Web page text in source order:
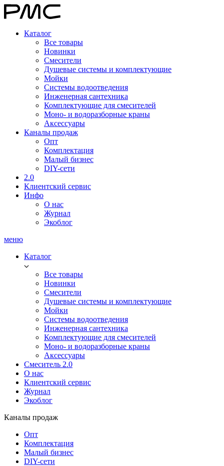
Каталог
Все товары
Новинки
Смесители
Душевые системы и комплектующие
Мойки
Системы водоотведения
Инженерная сантехника
Комплектующие для смесителей
Моно- и водоразборные краны
Аксессуары
Каналы продаж
Опт
Комплектация
Малый бизнес
DIY-сети
2.0
Клиентский сервис
Инфо
О нас
Журнал
Экоблог
меню
Каталог
Все товары
Новинки
Смесители
Душевые системы и комплектующие
Мойки
Системы водоотведения
Инженерная сантехника
Комплектующие для смесителей
Моно- и водоразборные краны
Аксессуары
Смеситель 2.0
О нас
Клиентский сервис
Журнал
Экоблог
Каналы продаж
Опт
Комплектация
Малый бизнес
DIY-сети